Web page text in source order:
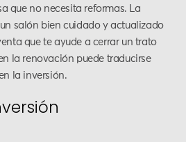
que no necesita reformas. La
salón bien cuidado y actualizado
que te ayude a cerrar un trato
la renovación puede traducirse
la inversión.